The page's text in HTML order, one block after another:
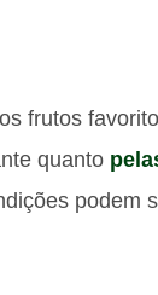
frutos
quanto
podem